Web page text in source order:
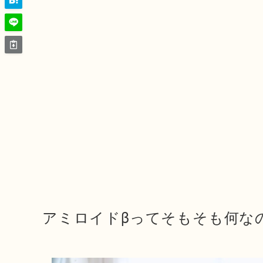
アミロイドβってそもそも何な